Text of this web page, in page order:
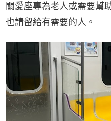
關愛座專為老人或需要幫
也請留給有需要的人。